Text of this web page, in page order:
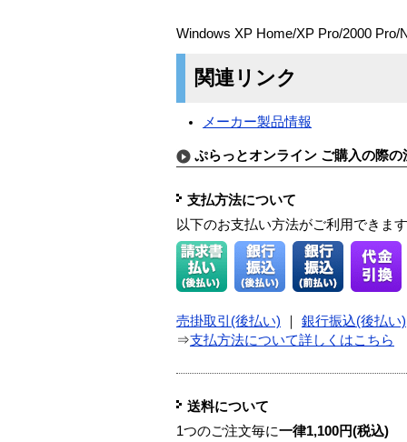
Windows XP Home/XP Pro/2000 Pro/
関連リンク
メーカー製品情報
ぷらっとオンライン ご購入の際の
支払方法について
以下のお支払い方法がご利用できます
売掛取引(後払い) 銀行振込(後払い)
⇒支払方法について詳しくはこちら
送料について
1つのご注文毎に一律1,100円(税込)